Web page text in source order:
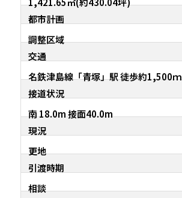
都市計画
調整区域
交通
名鉄津島線「青塚」駅 徒歩約1,500ｍ
接道状況
南 18.0m 接面40.0m
現況
更地
引渡時期
相談